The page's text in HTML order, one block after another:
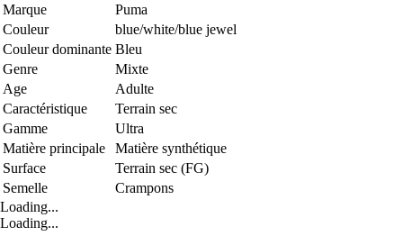
Marque
Puma
Couleur
blue/white/blue jewel
Couleur dominante Bleu
Genre
Mixte
Age
Adulte
Caractéristique
Terrain sec
Gamme
Ultra
Matière principale
Matière synthétique
Surface
Terrain sec (FG)
Semelle
Crampons
Loading...
Loading...